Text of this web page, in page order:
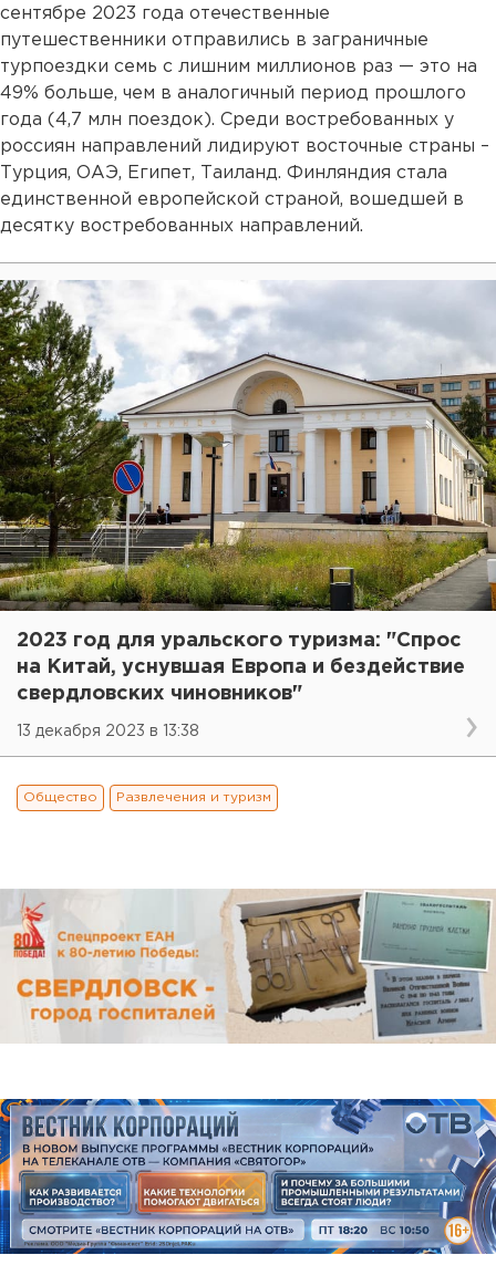
сентябре 2023 года отечественные
путешественники отправились в заграничные
турпоездки семь с лишним миллионов раз — это на
49% больше, чем в аналогичный период прошлого
года (4,7 млн поездок). Среди востребованных у
россиян направлений лидируют восточные страны –
Турция, ОАЭ, Египет, Таиланд. Финляндия стала
единственной европейской страной, вошедшей в
десятку востребованных направлений.
2023 год для уральского туризма: "Спрос
на Китай, уснувшая Европа и бездействие
свердловских чиновников"
13 декабря 2023 в 13:38
Общество Развлечения и туризм